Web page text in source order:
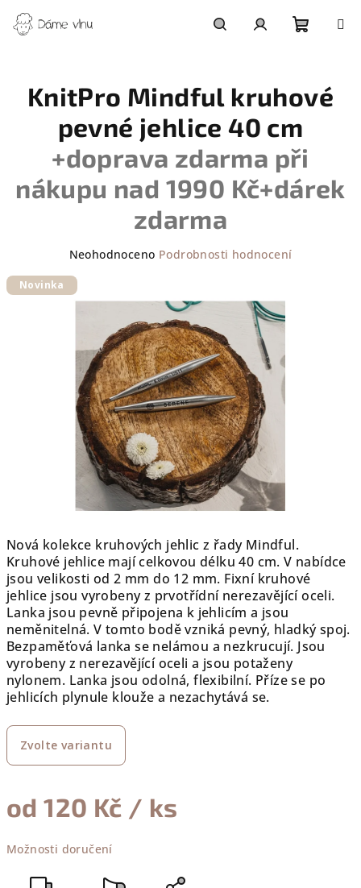
na
obsah
košík
Nová kolekce kruhových jehlic z řady Mindful.
Kruhové jehlice mají celkovou délku 40 cm. V nabídce
jsou velikosti od 2 mm do 12 mm. Fixní kruhové
jehlice jsou vyrobeny z prvotřídní nerezavějící oceli.
Lanka jsou pevně připojena k jehlicím a jsou
neměnitelná. V tomto bodě vzniká pevný, hladký spoj.
Bezpaměťová lanka se nelámou a nezkrucují. Jsou
vyrobeny z nerezavějící oceli a jsou potaženy
nylonem. Lanka jsou odolná, flexibilní. Příze se po
jehlicích plynule klouže a nezachytává se.
Zvolte variantu
od120 Kč / ks
cena:
Možnosti doručení
KnitPro Mindful kruhové
pevné jehlice 40 cm
+doprava zdarma při
nákupu nad 1990 Kč+dárek
zdarma
Průměrné
produktu
je
5
hvězdiček.
Neohodnoceno Podrobnosti hodnocení
Novinka